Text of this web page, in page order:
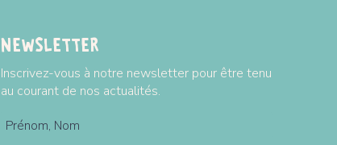
Newsletter
Inscrivez-vous à notre newsletter pour être tenu
au courant de nos actualités.